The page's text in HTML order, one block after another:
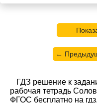
←
ГДЗ решение к
рабочая тетрадь
ФГОС бесплатно на